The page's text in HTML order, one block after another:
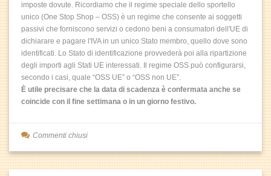
imposte dovute. Ricordiamo che il regime speciale dello sportello
unico (One Stop Shop – OSS) è un regime che consente ai soggetti
passivi che forniscono servizi o cedono beni a consumatori dell'UE di
dichiarare e pagare l'IVA in un unico Stato membro, quello dove sono
identificati. Lo Stato di identificazione provvederà poi alla ripartizione
degli importi agli Stati UE interessati. Il regime OSS può configurarsi,
secondo i casi, quale “OSS UE” o “OSS non UE”.
È utile precisare che la data di scadenza è confermata anche se
coincide con il fine settimana o in un giorno festivo.
Commenti chiusi